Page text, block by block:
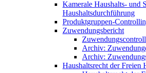
Kamerale Haushalts- und
Haushaltsdurchführung
Produktgruppen-
Zuwendungsbericht
Archiv:
Archiv:
Haushaltsrecht der Freien